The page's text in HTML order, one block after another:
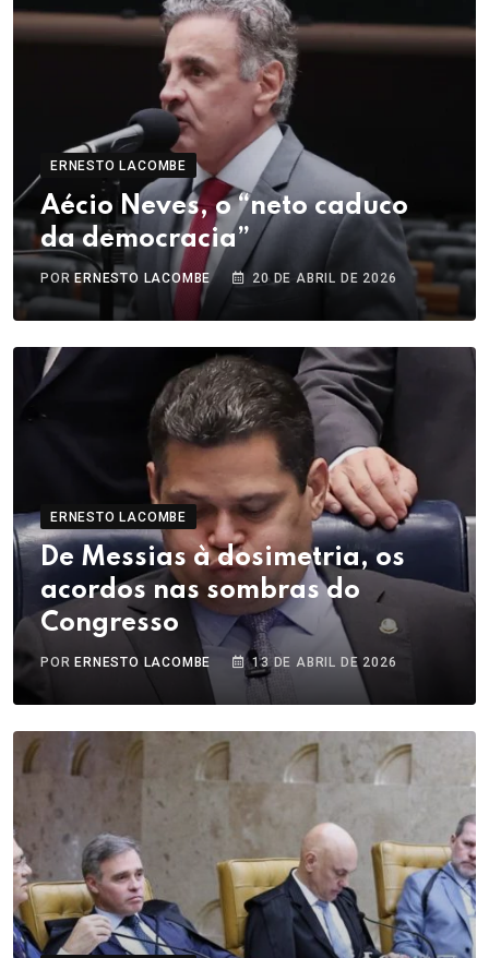
ERNESTO LACOMBE
Aécio Neves, o “neto caduco
da democracia”
PORERNESTO LACOMBE 20 DE ABRIL DE 2026
ERNESTO LACOMBE
De Messias à dosimetria, os
acordos nas sombras do
Congresso
POR ERNESTO LACOMBE 13 DE ABRIL DE 2026